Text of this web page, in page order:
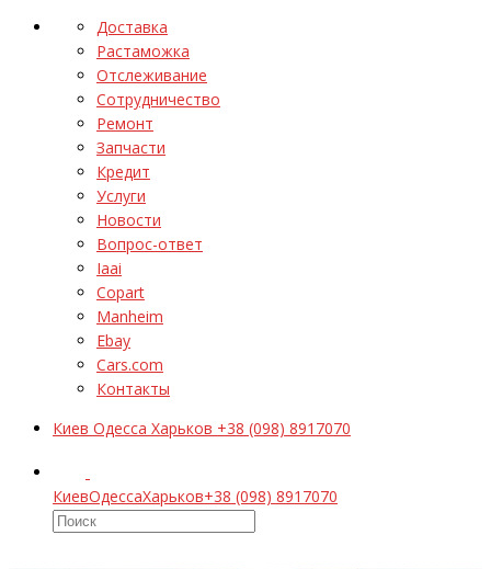
Доставка
Растаможка
Отслеживание
Сотрудничество
Ремонт
Запчасти
Кредит
Услуги
Новости
Вопрос-ответ
Iaai
Copart
Manheim
Ebay
Cars.com
Контакты
Киев Одесса Харьков +38 (098) 8917070
КиевОдессаХарьков+38 (098) 8917070